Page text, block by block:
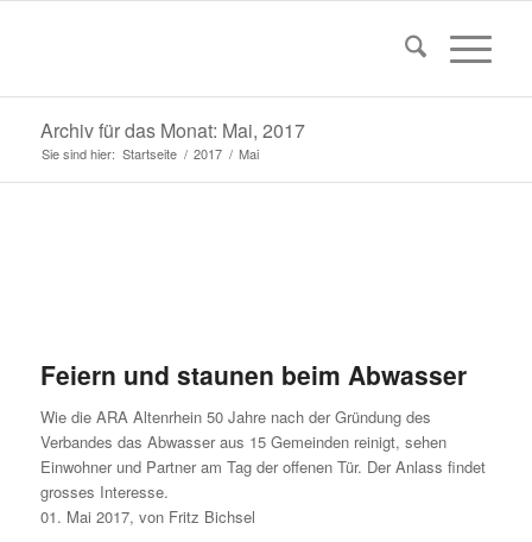
Archiv für das Monat: Mai, 2017
Sie sind hier: Startseite / 2017 / Mai
Feiern und staunen beim Abwasser
Wie die ARA Altenrhein 50 Jahre nach der Gründung des
Verbandes das Abwasser aus 15 Gemeinden reinigt, sehen
Einwohner und Partner am Tag der offenen Tür. Der Anlass findet
grosses Interesse.
01. Mai 2017, von Fritz Bichsel